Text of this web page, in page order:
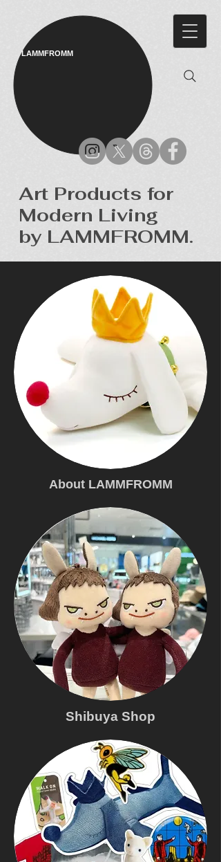
LAMMFROMM​
Art Products for
Modern Living
by LAMMFROMM.
About LAMMFROMM
Shibuya Shop